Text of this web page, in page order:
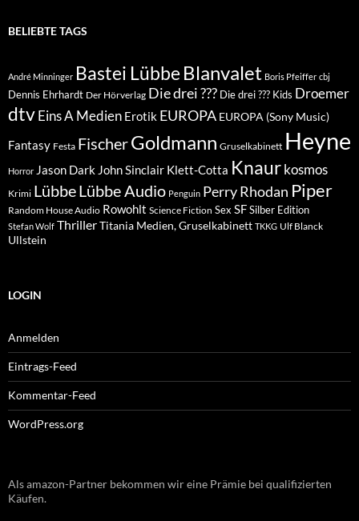
BELIEBTE TAGS
André Minninger Bastei Lübbe Blanvalet Boris Pfeiffer cbj
Dennis Ehrhardt Der Hörverlag Die drei ??? Die drei ??? Kids Droemer
dtvEins A Medien Erotik EUROPA EUROPA (Sony Music)
Fantasy Festa FischerGoldmann Gruselkabinett Heyne
Horror Jason Dark John Sinclair Klett-Cotta Knaur kosmos
Krimi LübbeLübbe Audio Penguin Perry Rhodan Piper
Random House Audio Rowohlt Science Fiction Sex SFSilber Edition
Stefan Wolf ThrillerTitania Medien, Gruselkabinett TKKG Ulf Blanck
Ullstein
LOGIN
Anmelden
Eintrags-Feed
Kommentar-Feed
WordPress.org
Als amazon-Partner bekommen wir eine Prämie bei qualifizierten
Käufen.